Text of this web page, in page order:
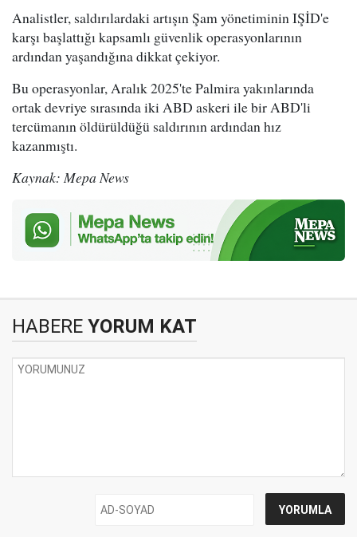
Analistler, saldırılardaki artışın Şam yönetiminin IŞİD'e
karşı başlattığı kapsamlı güvenlik operasyonlarının
ardından yaşandığına dikkat çekiyor.
Bu operasyonlar, Aralık 2025'te Palmira yakınlarında
ortak devriye sırasında iki ABD askeri ile bir ABD'li
tercümanın öldürüldüğü saldırının ardından hız
kazanmıştı.
Kaynak: Mepa News
HABERE YORUM KAT